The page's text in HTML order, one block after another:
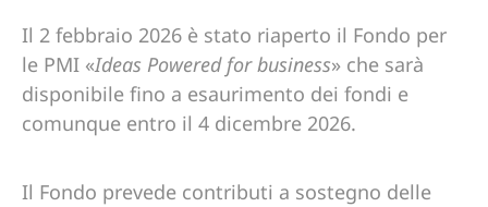
Il 2 febbraio 2026 è stato riaperto il Fondo per
le PMI «Ideas Powered for business» che sarà
disponibile fino a esaurimento dei fondi e
comunque entro il 4 dicembre 2026.
Il Fondo prevede contributi a sostegno delle